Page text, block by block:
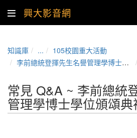
興大影音網
知識庫 ...
105校園重大活動
李前總統登揮先生名譽管理學博士學位頒頌典禮
常見 Q&A ~ 李前總統
管理學博士學位頒頌典